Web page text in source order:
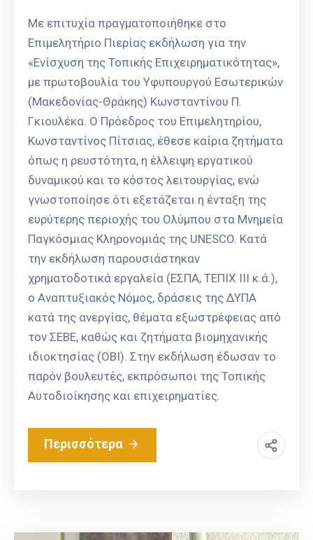
Με επιτυχία πραγματοποιήθηκε στο
Επιμελητήριο Πιερίας εκδήλωση για την
«Ενίσχυση της Τοπικής Επιχειρηματικότητας»,
με πρωτοβουλία του Υφυπουργού Εσωτερικών
(Μακεδονίας-Θράκης) Κωνσταντίνου Π.
Γκιουλέκα. Ο Πρόεδρος του Επιμελητηρίου,
Κωνσταντίνος Πίτσιας, έθεσε καίρια ζητήματα
όπως η ρευστότητα, η έλλειψη εργατικού
δυναμικού και το κόστος λειτουργίας, ενώ
γνωστοποίησε ότι εξετάζεται η ένταξη της
ευρύτερης περιοχής του Ολύμπου στα Μνημεία
Παγκόσμιας Κληρονομιάς της UNESCO. Κατά
την εκδήλωση παρουσιάστηκαν
χρηματοδοτικά εργαλεία (ΕΣΠΑ, ΤΕΠΙΧ ΙΙΙ κ.ά.),
ο Αναπτυξιακός Νόμος, δράσεις της ΔΥΠΑ
κατά της ανεργίας, θέματα εξωστρέφειας από
τον ΣΕΒΕ, καθώς και ζητήματα βιομηχανικής
ιδιοκτησίας (ΟΒΙ). Στην εκδήλωση έδωσαν το
παρόν βουλευτές, εκπρόσωποι της Τοπικής
Αυτοδιοίκησης και επιχειρηματίες.
Περισσότερα